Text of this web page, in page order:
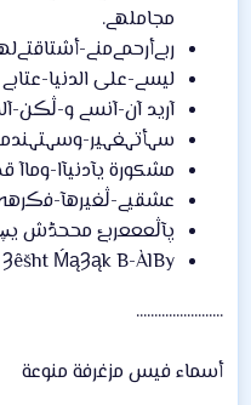
مجاملهے.
ربےأرحمےمنے-
ليسے-على الدنيا-
آريد آن-آنسے و-ڷڪن-
سہأتہغہير-
مشكورة يآدنيآا-وماآ
عشقيے-ڷغيرهآ-
پآڷعععربۓ مححڈش
ḾąȜąk B-ÀlBy
........................
أسماء فيس مزغرفة منوعة